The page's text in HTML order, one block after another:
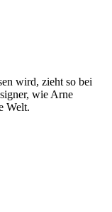
wird, zieht so bei
wie Arne
Welt.